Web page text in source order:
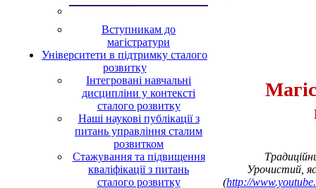
Вступникам до
магістратури
Університети в підтримку сталого
розвитку
Інтегровані навчальні
дисципліни у контексті
сталого розвитку
Наші наукові публікації з
питань управління сталим
розвитком
Стажування та підвищення
кваліфікації з питань
сталого розвитку
Урочистий,
(http://